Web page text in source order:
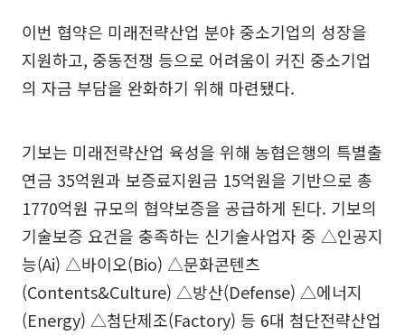
이번 협약은 미래전략산업 분야 중소기업의 성장을
지원하고, 중동전쟁 등으로 어려움이 커진 중소기업
의 자금 부담을 완화하기 위해 마련됐다.
기보는 미래전략산업 육성을 위해 농협은행의 특별출
연금 35억원과 보증료지원금 15억원을 기반으로 총
1770억원 규모의 협약보증을 공급하게 된다. 기보의
기술보증 요건을 충족하는 신기술사업자 중 △인공지
능(Ai) △바이오(Bio) △문화콘텐츠
(Contents&Culture) △방산(Defense) △에너지
(Energy) △첨단제조(Factory) 등 6대 첨단전략산업